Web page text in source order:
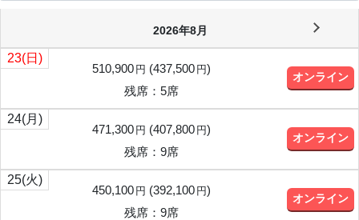
2026年8月
23(日)
510,900 円 (437,500 円)
残席：5席
オンライン
24(月)
471,300 円 (407,800 円)
残席：9席
オンライン
25(火)
450,100 円 (392,100 円)
残席：9席
オンライン